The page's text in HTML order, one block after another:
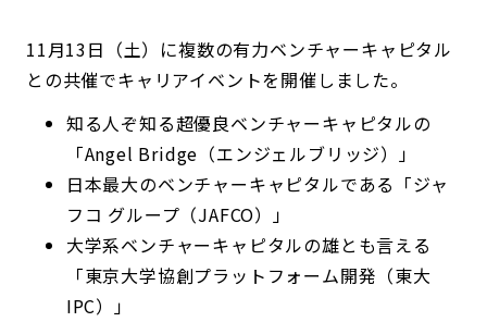
11月13日（土）に複数の有力ベンチャーキャピタル
との共催でキャリアイベントを開催しました。
知る人ぞ知る超優良ベンチャーキャピタルの
「Angel Bridge（エンジェルブリッジ）」
日本最大のベンチャーキャピタルである「ジャ
フコ グループ（JAFCO）」
大学系ベンチャーキャピタルの雄とも言える
「東京大学協創プラットフォーム開発（東大
IPC）」